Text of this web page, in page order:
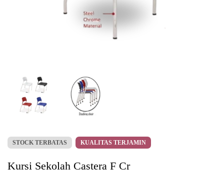
STOCK TERBATAS KUALITAS TERJAMIN
Kursi Sekolah Castera F Cr